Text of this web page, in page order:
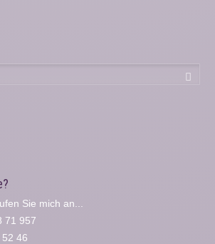
Sie mich an...
71 957
46